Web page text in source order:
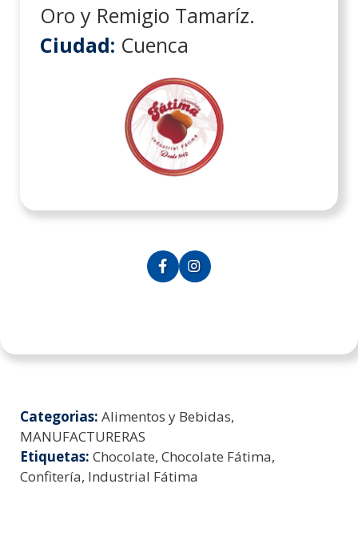
Oro y Remigio Tamaríz.
Ciudad: Cuenca
Categorias: Alimentos y Bebidas,
MANUFACTURERAS
Etiquetas: Chocolate, Chocolate Fátima,
Confitería, Industrial Fátima